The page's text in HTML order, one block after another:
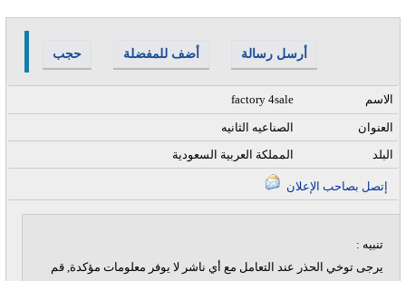
حجب أضف للمفضلة أرسل رسالة
factory 4sale الاسم
الصناعيه الثانيه
العنوان
المملكة العربية السعودية
البلد
تنبيه :
يرجى توخي الحذر عند التعامل مع أي ناشر لا يوفر معلومات مؤكدة, قم